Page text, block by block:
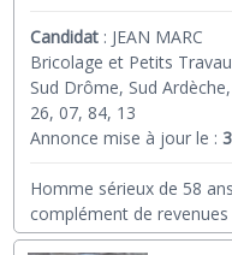
Candidat : JEAN MARC
Bricolage et Petits
Sud Drôme, Sud
26, 07, 84, 13
Annonce mise à jour le :
Homme sérieux de 58
complément de